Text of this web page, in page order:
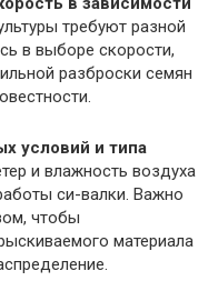
требуют разной
в выборе скорости,
разброски семян
условий и типа
и влажность воздуха
си-валки. Важно
чтобы
материала